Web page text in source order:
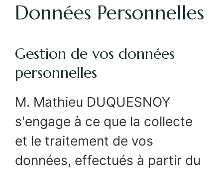
Données Personnelles
Gestion de vos données
personnelles
M. Mathieu DUQUESNOY
s'engage à ce que la collecte
et le traitement de vos
données, effectués à partir du